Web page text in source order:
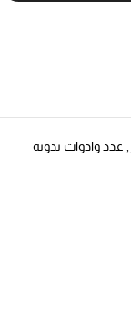
عدد وادوات يدويه